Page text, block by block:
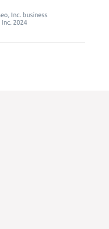
Inc. business
2024